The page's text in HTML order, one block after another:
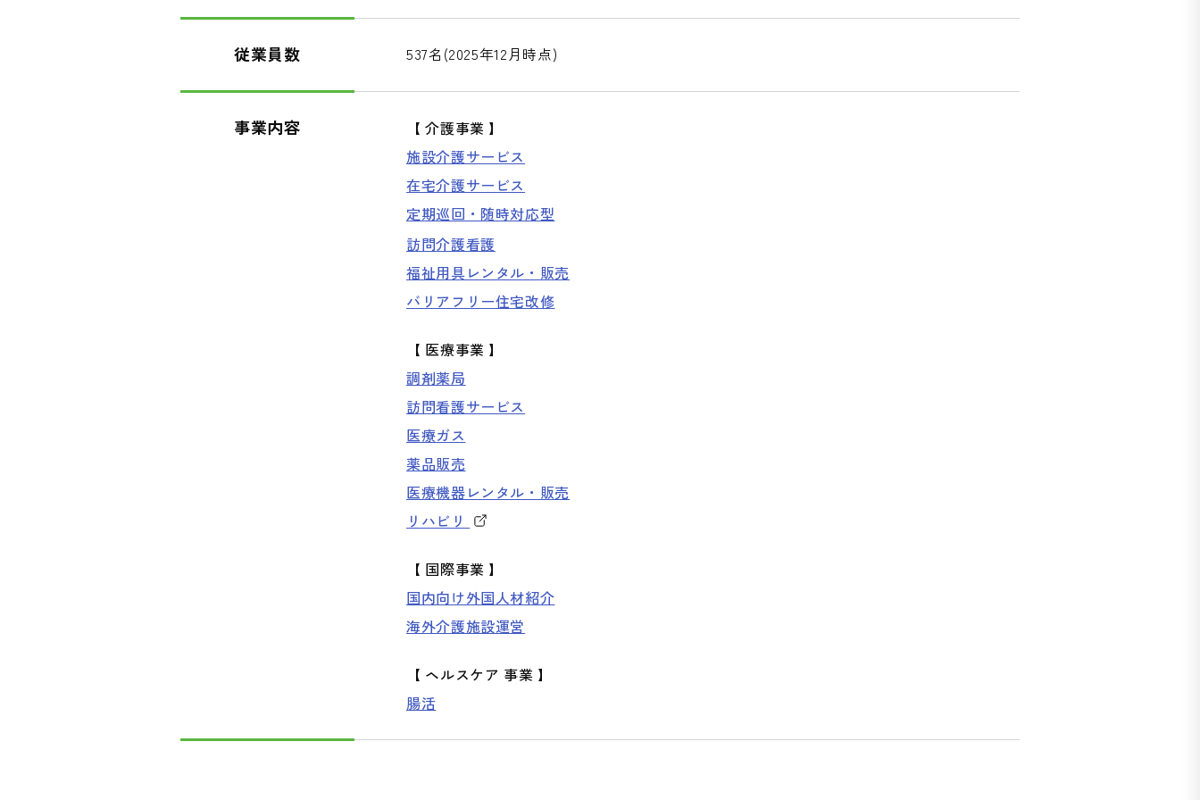
従業員数 537名(2025年12月時点)
事業内容 【介護事業 】
施設介護サービス
在宅介護サービス
定期巡回・随時対応型
訪問介護看護
福祉用具レンタル・販売
バリアフリー住宅改修
【 医療事業 】
調剤薬局
訪問看護サービス
医療ガス
薬品販売
医療機器レンタル・販売
リハビリ
【 国際事業 】
国内向け外国人材紹介
海外介護施設運営
【 ヘルスケア 事業 】
腸活